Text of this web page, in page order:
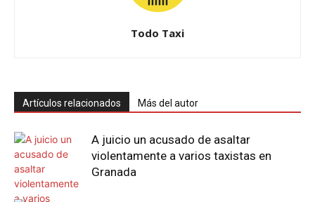
Todo Taxi
Artículos relacionados Más del autor
A juicio un acusado de asaltar
violentamente a varios taxistas en
Granada